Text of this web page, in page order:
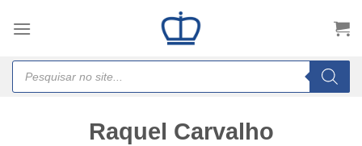
Products
search
Raquel Carvalho